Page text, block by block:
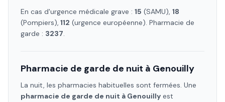
En cas d'urgence médicale grave : 15 (SAMU), 18
(Pompiers), 112 (urgence européenne). Pharmacie de
garde : 3237.
Pharmacie de garde de nuit à Genouilly
La nuit, les pharmacies habituelles sont fermées. Une
pharmacie de garde de nuit à Genouilly est